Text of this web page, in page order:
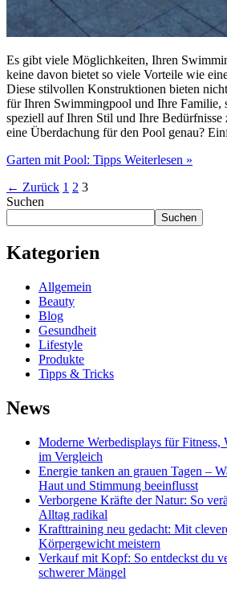
Es gibt viele Möglichkeiten, Ihren
keine davon bietet so viele Vorteile wie
Diese stilvollen Konstruktionen bieten
für Ihren Swimmingpool und Ihre Familie,
speziell auf Ihren Stil und Ihre Bedürfnisse
eine Überdachung für den Pool genau?
Garten mit Pool: Tipps Weiterlesen »
← Zurück 1 2 3
Suchen
Suchen
Kategorien
Allgemein
Beauty
Blog
Gesundheit
Lifestyle
Produkte
Tipps & Tricks
News
Moderne Werbedisplays für Fitness,
im Vergleich
Energie tanken an grauen Tagen –
Haut und Stimmung beeinflusst
Verborgene Kräfte der Natur: So
Alltag radikal
Krafttraining neu gedacht: Mit
Körpergewicht meistern
Verkauf mit Kopf: So entdeckst du
schwerer Mängel